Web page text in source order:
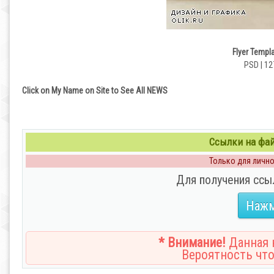
Flyer
PSD |
Click on My Name on Site to See All NEWS
Ссылки на
Только для
Для получения
* Внимание! Данная
Вероятность